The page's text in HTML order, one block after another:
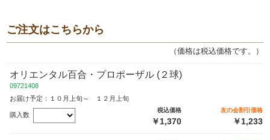
ご注文はこちらから
（価格は税込価格です。）
オリエンタル百合・プロポーザル (２球)
09721408
お届け予定：１０月上旬～ １２月上旬
購入数
税込価格
￥1,370
友の会割引価格
￥1,233